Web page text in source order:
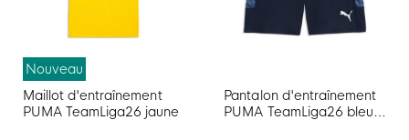
Nouveau
Maillot d'entraînement
PUMA TeamLiga26 jaune
Pantalon d'entraînement
PUMA TeamLiga26 bleu